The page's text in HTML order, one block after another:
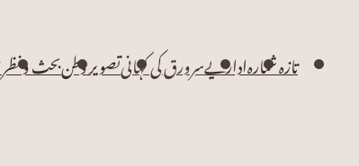
تازہ شمارہاداریےسرورق کی کہانیتصویر وطنبحث و نظر